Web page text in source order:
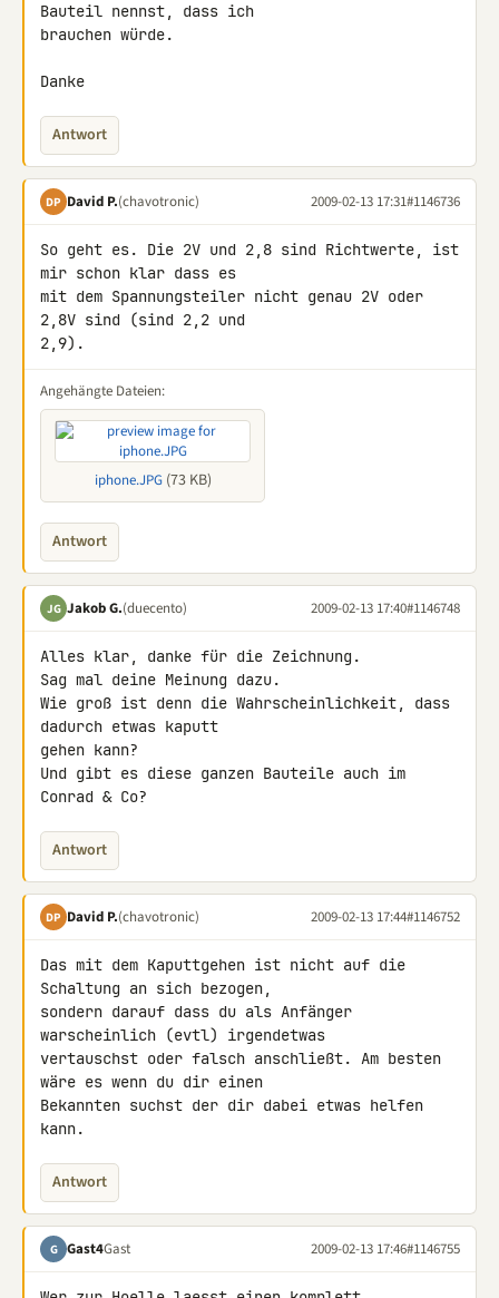
Bauteil nennst, dass ich
brauchen würde.
Danke
Antwort
DP David P.(chavotronic) 2009-02-13 17:31#1146736
So geht es. Die 2V und 2,8 sind Richtwerte, ist
mir schon klar dass es
mit dem Spannungsteiler nicht genau 2V oder
2,8V sind (sind 2,2 und
2,9).
Angehängte Dateien:
iphone.JPG(73 KB)
Antwort
JG Jakob G.(duecento) 2009-02-13 17:40#1146748
Alles klar, danke für die Zeichnung.
Sag mal deine Meinung dazu.
Wie groß ist denn die Wahrscheinlichkeit, dass
dadurch etwas kaputt
gehen kann?
Und gibt es diese ganzen Bauteile auch im
Conrad & Co?
Antwort
DP David P.(chavotronic) 2009-02-13 17:44#1146752
Das mit dem Kaputtgehen ist nicht auf die
Schaltung an sich bezogen,
sondern darauf dass du als Anfänger
warscheinlich (evtl) irgendetwas
vertauschst oder falsch anschließt. Am besten
wäre es wenn du dir einen
Bekannten suchst der dir dabei etwas helfen
kann.
Antwort
G Gast4Gast 2009-02-13 17:46#1146755